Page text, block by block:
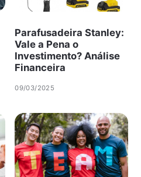
Parafusadeira Stanley:
Vale a Pena o
Investimento? Análise
Financeira
09/03/2025